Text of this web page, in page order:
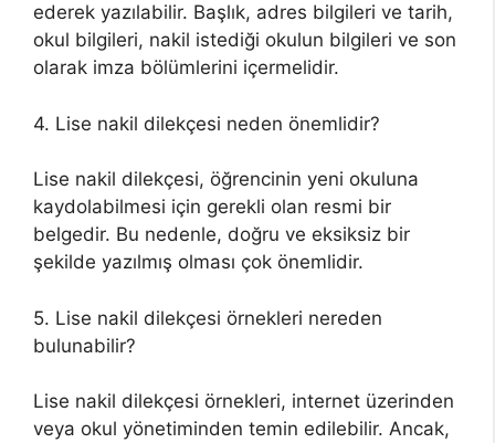
ederek yazılabilir. Başlık, adres bilgileri ve tarih,
okul bilgileri, nakil istediği okulun bilgileri ve son
olarak imza bölümlerini içermelidir.
4. Lise nakil dilekçesi neden önemlidir?
Lise nakil dilekçesi, öğrencinin yeni okuluna
kaydolabilmesi için gerekli olan resmi bir
belgedir. Bu nedenle, doğru ve eksiksiz bir
şekilde yazılmış olması çok önemlidir.
5. Lise nakil dilekçesi örnekleri nereden
bulunabilir?
Lise nakil dilekçesi örnekleri, internet üzerinden
veya okul yönetiminden temin edilebilir. Ancak,